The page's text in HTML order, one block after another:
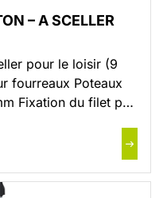
– A SCELLER
pour le loisir (9
fourreaux Poteaux
Fixation du filet par